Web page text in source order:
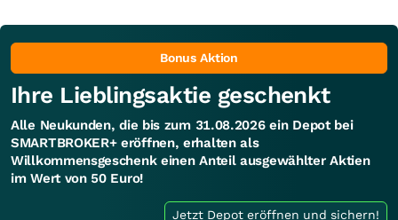
Bonus Aktion
Ihre Lieblingsaktie geschenkt
Alle Neukunden, die bis zum 31.08.2026 ein Depot bei
SMARTBROKER+ eröffnen, erhalten als
Willkommensgeschenk einen Anteil ausgewählter Aktien
im Wert von 50 Euro!
Jetzt Depot eröffnen und sichern!